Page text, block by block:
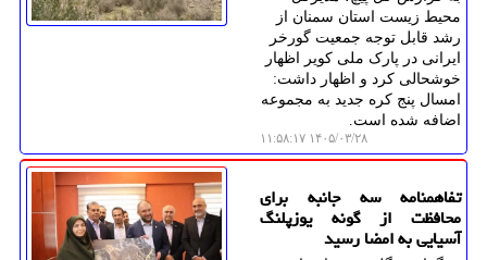
محیط زیست استان سمنان از
رشد قابل توجه جمعیت گورخر
ایرانی در پارک ملی کویر اظهار
خوشحالی کرد و اظهار داشت:
امسال پنج کره جدید به مجموعه
اضافه شده است.
۱۴۰۵/۰۳/۲۸ ۱۱:۵۸:۱۷
تفاهمنامه سه جانبه برای
محافظت از گونه یوزپلنگ
آسیایی به امضا رسید